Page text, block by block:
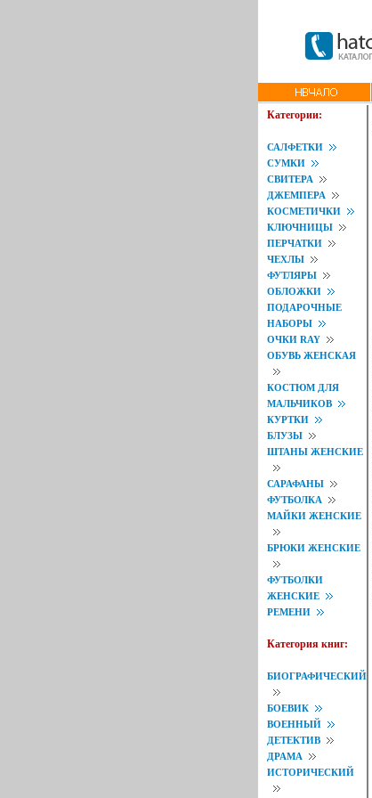
Категории:
САЛФЕТКИ
СУМКИ
СВИТЕРА
ДЖЕМПЕРА
КОСМЕТИЧКИ
КЛЮЧНИЦЫ
ПЕРЧАТКИ
ЧЕХЛЫ
ФУТЛЯРЫ
ОБЛОЖКИ
ПОДАРОЧНЫЕ
НАБОРЫ
ОЧКИ RAY
ОБУВЬ ЖЕНСКАЯ
КОСТЮМ ДЛЯ
МАЛЬЧИКОВ
КУРТКИ
БЛУЗЫ
ШТАНЫ ЖЕНСКИЕ
САРАФАНЫ
ФУТБОЛКА
МАЙКИ ЖЕНСКИЕ
БРЮКИ ЖЕНСКИЕ
ФУТБОЛКИ
ЖЕНСКИЕ
РЕМЕНИ
Категория книг:
БИОГРАФИЧЕСКИЙ
БОЕВИК
ВОЕННЫЙ
ДЕТЕКТИВ
ДРАМА
ИСТОРИЧЕСКИЙ